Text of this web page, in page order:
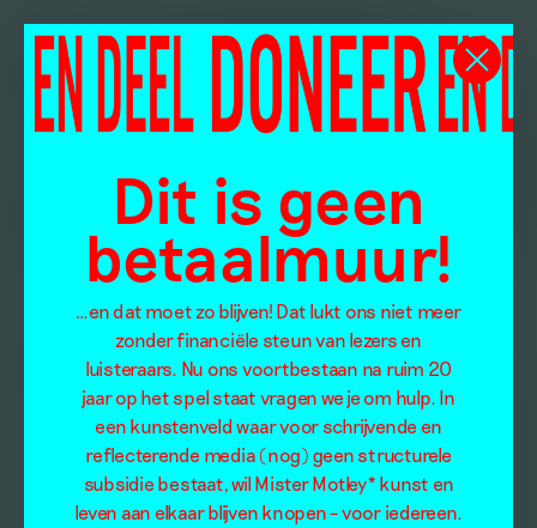
Dit is geen
betaalmuur!
…en dat moet zo blijven! Dat lukt ons niet meer
zonder financiële steun van lezers en
luisteraars. Nu ons voortbestaan na ruim 20
jaar op het spel staat vragen we je om hulp. In
een kunstenveld waar voor schrijvende en
reflecterende media (nog) geen structurele
subsidie bestaat, wil Mister Motley* kunst en
leven aan elkaar blijven knopen – voor iedereen.